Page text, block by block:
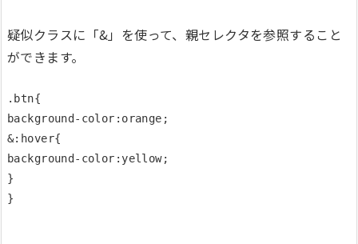
疑似クラスに「&」を使って、親セレクタを参照すること
ができます。
.btn{
background-color:orange;
&:hover{
background-color:yellow;
}